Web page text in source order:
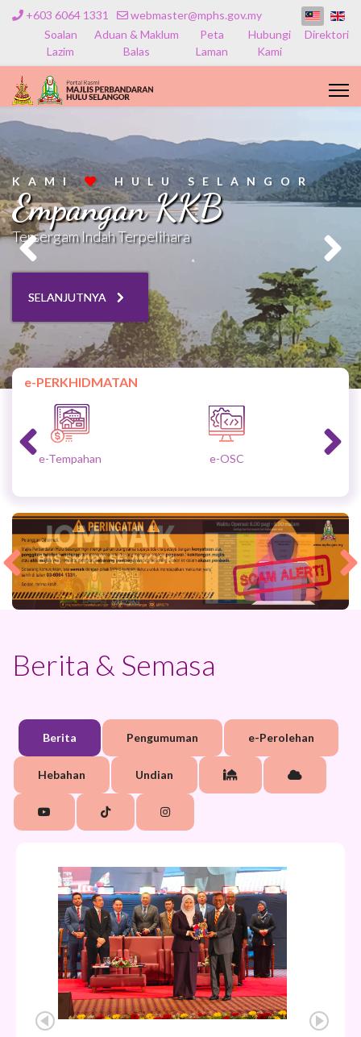
+603 6064 1331
webmaster@mphs.gov.my
Soalan
Lazim
Aduan & Maklum
Balas
Peta
Laman
Hubungi
Kami
Direktori
KAMI HULU SELANGOR
Empangan KKB
Tersergam Indah Terpelihara
SELANJUTNYA
e-PERKHIDMATAN
e-OSC
MPHS ISMS
Banner Bas Smart
Selangor
Berita & Semasa
Berita Pengumuman e-Perolehan
Hebahan Undian